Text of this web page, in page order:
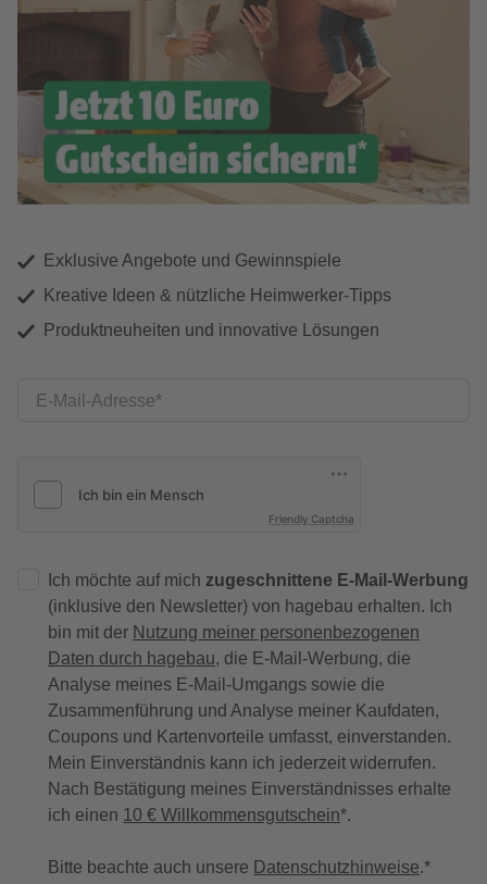
Exklusive Angebote und Gewinnspiele
Kreative Ideen & nützliche Heimwerker-Tipps
Produktneuheiten und innovative Lösungen
E-Mail-Adresse
Friendly Captcha
Ich möchte auf mich zugeschnittene E-Mail-Werbung
(inklusive den Newsletter) von hagebau erhalten. Ich
bin mit der Nutzung meiner personenbezogenen
Daten durch hagebau, die E-Mail-Werbung, die
Analyse meines E-Mail-Umgangs sowie die
Zusammenführung und Analyse meiner Kaufdaten,
Coupons und Kartenvorteile umfasst, einverstanden.
Mein Einverständnis kann ich jederzeit widerrufen.
Nach Bestätigung meines Einverständnisses erhalte
ich einen 10 € Willkommensgutschein*.
Bitte beachte auch unsere Datenschutzhinweise.